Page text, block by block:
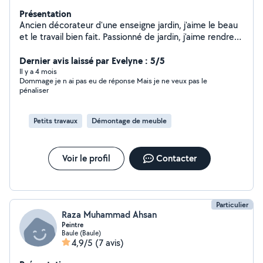
Présentation
Ancien décorateur d'une enseigne jardin, j'aime le beau
et le travail bien fait. Passionné de jardin, j'aime rendre
aussi rendre "propre" un espace , qu'il soit en intérieur
ou en extérieur.
Dernier avis laissé par Evelyne : 5/5
Il y a 4 mois
Dommage je n ai pas eu de réponse Mais je ne veux pas le
pénaliser
Petits travaux Démontage de meuble
Voir le profil Contacter
Particulier
Raza Muhammad Ahsan
Peintre
Baule (Baule)
4,9/5 (7 avis)